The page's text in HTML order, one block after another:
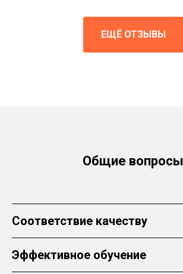
ЕЩЁ ОТЗЫВЫ
Общие вопросы
Соответствие качеству
Эффективное обучение